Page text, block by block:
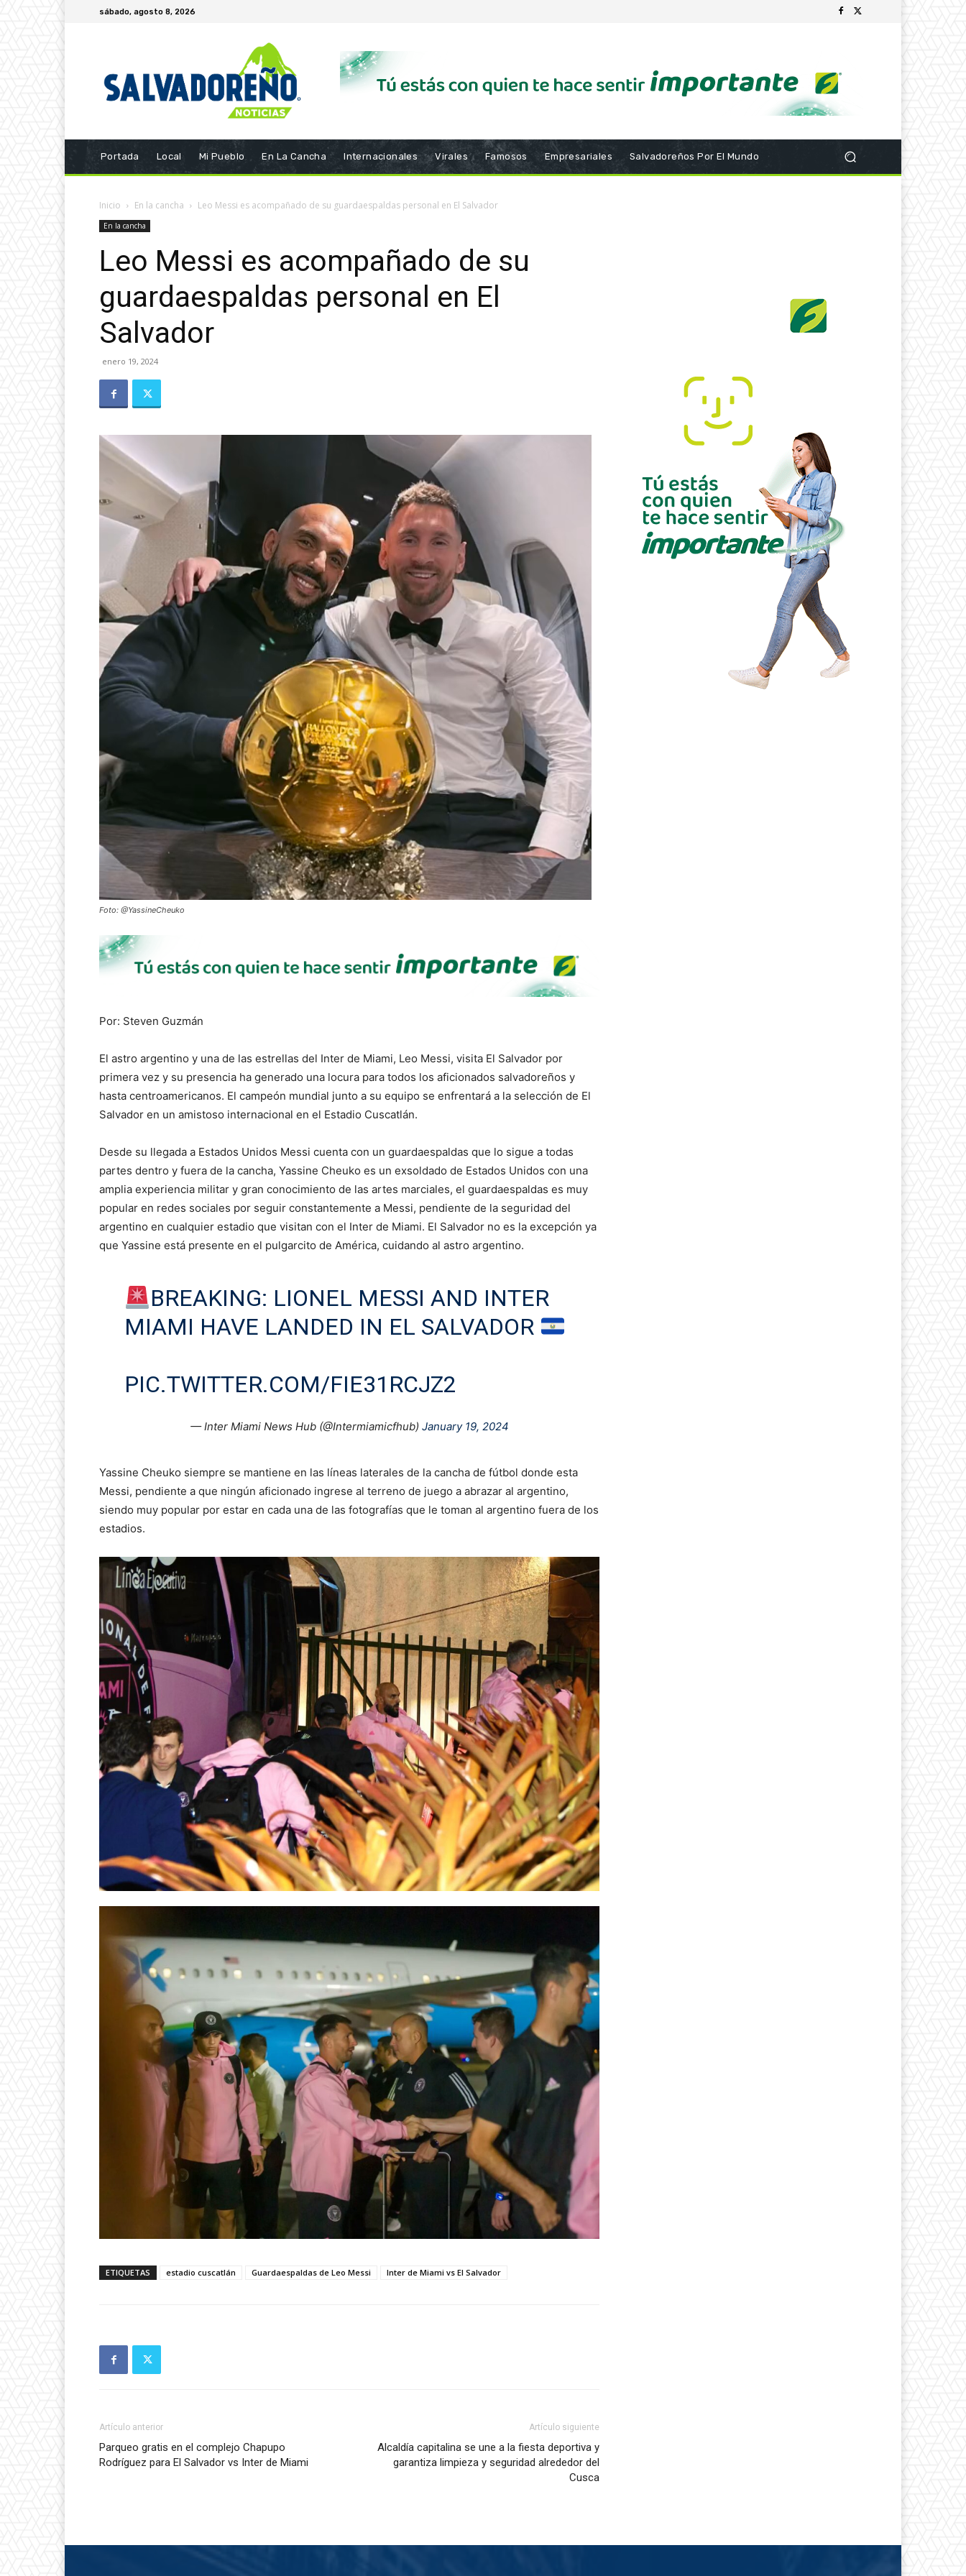
sábado, agosto 8, 2026
Portada Local Mi Pueblo En La Cancha Internacionales Virales Famosos Empresariales Salvadoreños Por El Mundo
Inicio En la cancha Leo Messi es acompañado de su guardaespaldas personal en El Salvador
En la cancha
Leo Messi es acompañado de su
guardaespaldas personal en El
Salvador
enero 19, 2024
Foto: @YassineCheuko
Por: Steven Guzmán
El astro argentino y una de las estrellas del Inter de Miami, Leo Messi, visita El Salvador por
primera vez y su presencia ha generado una locura para todos los aficionados salvadoreños y
hasta centroamericanos. El campeón mundial junto a su equipo se enfrentará a la selección de El
Salvador en un amistoso internacional en el Estadio Cuscatlán.
Desde su llegada a Estados Unidos Messi cuenta con un guardaespaldas que lo sigue a todas
partes dentro y fuera de la cancha, Yassine Cheuko es un exsoldado de Estados Unidos con una
amplia experiencia militar y gran conocimiento de las artes marciales, el guardaespaldas es muy
popular en redes sociales por seguir constantemente a Messi, pendiente de la seguridad del
argentino en cualquier estadio que visitan con el Inter de Miami. El Salvador no es la excepción ya
que Yassine está presente en el pulgarcito de América, cuidando al astro argentino.
BREAKING: LIONEL MESSI AND INTER
MIAMI HAVE LANDED IN EL SALVADOR
PIC.TWITTER.COM/FIE31RCJZ2
— Inter Miami News Hub (@Intermiamicfhub) January 19, 2024
Yassine Cheuko siempre se mantiene en las líneas laterales de la cancha de fútbol donde esta
Messi, pendiente a que ningún aficionado ingrese al terreno de juego a abrazar al argentino,
siendo muy popular por estar en cada una de las fotografías que le toman al argentino fuera de los
estadios.
ETIQUETAS estadio cuscatlán Guardaespaldas de Leo Messi Inter de Miami vs El Salvador
Artículo anterior
Parqueo gratis en el complejo Chapupo
Rodríguez para El Salvador vs Inter de Miami
Artículo siguiente
Alcaldía capitalina se une a la fiesta deportiva y
garantiza limpieza y seguridad alrededor del
Cusca